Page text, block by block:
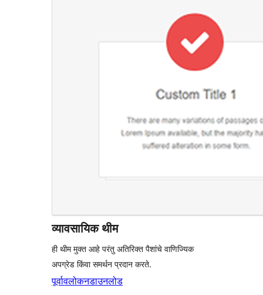
व्यावसायिक थीम
ही थीम मुक्त आहे परंतु अतिरिक्त पैशांचे वाणिज्यिक
अपग्रेड किंवा समर्थन प्रदान करते.
पूर्वावलोकनडाउनलोड